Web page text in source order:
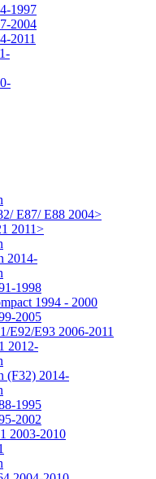
1997
2004
2011
E87/ E88 2004>
2011>
2014-
1998
1994 - 2000
2005
E92/E93 2006-2011
2012-
(F32) 2014-
1995
2002
2003-2010